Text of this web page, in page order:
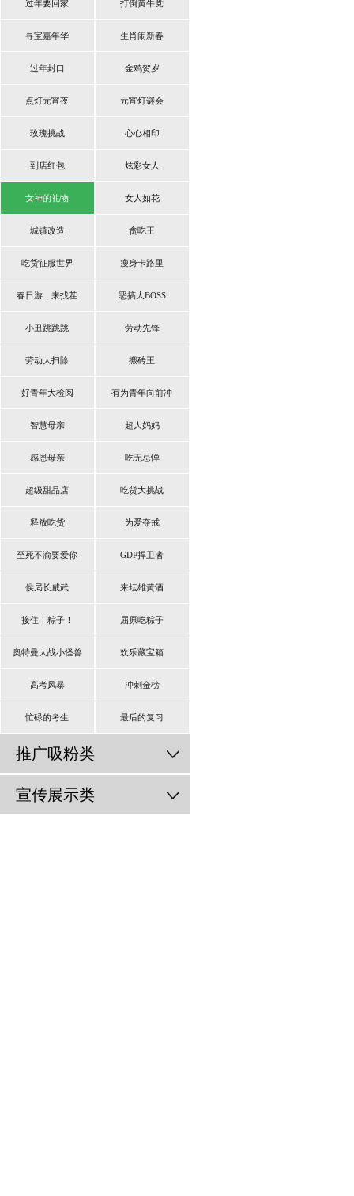
过年要回家 打倒黄牛党
寻宝嘉年华 生肖闹新春
过年封口 金鸡贺岁
点灯元宵夜 元宵灯谜会
玫瑰挑战 心心相印
到店红包 炫彩女人
女神的礼物 女人如花
城镇改造 贪吃王
吃货征服世界 瘦身卡路里
春日游，来找茬 恶搞大BOSS
小丑跳跳跳 劳动先锋
劳动大扫除 搬砖王
好青年大检阅 有为青年向前冲
智慧母亲 超人妈妈
感恩母亲 吃无忌惮
超级甜品店 吃货大挑战
释放吃货 为爱夺戒
至死不渝要爱你 GDP捍卫者
侯局长威武 来坛雄黄酒
接住！粽子！ 屈原吃粽子
奥特曼大战小怪兽 欢乐藏宝箱
高考风暴 冲刺金榜
忙碌的考生 最后的复习
推广吸粉类
宣传展示类